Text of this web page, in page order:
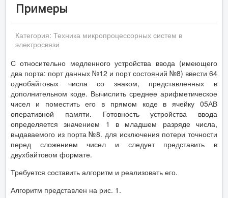
Примеры
Категория: Техника микропроцессорных систем в
электросвязи
С относительно медленного устройства ввода (имеющего
два порта: порт данных №12 и порт состояний №8) ввести 64
однобайтовых числа со знаком, представленных в
дополнительном коде. Вычислить среднее арифметическое
чисел и поместить его в прямом коде в ячейку 05АВ
оперативной памяти. Готовность устройства ввода
определяется значением 1 в младшем разряде числа,
выдаваемого из порта №8. для исключения потери точности
перед сложением чисел и следует представить в
двухбайтовом формате.
Требуется составить алгоритм и реализовать его.
Алгоритм представлен на рис. 1.